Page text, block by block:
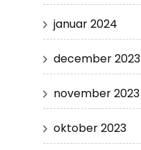
januar 2024
december 2023
november 2023
oktober 2023